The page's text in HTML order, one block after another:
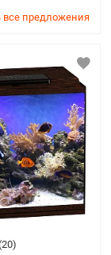
все предложения